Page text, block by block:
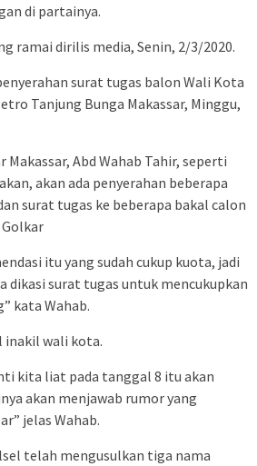
di partainya.
ramai dirilis media, Senin, 2/3/2020.
surat tugas balon Wali Kota
Tanjung Bunga Makassar, Minggu,
Makassar, Abd Wahab Tahir, seperti
akan ada penyerahan beberapa
surat tugas ke beberapa bakal calon
itu yang sudah cukup kuota, jadi
dikasi surat tugas untuk mencukupkan
kata Wahab.
inakil wali kota.
kita liat pada tanggal 8 itu akan
akan menjawab rumor yang
jelas Wahab.
telah mengusulkan tiga nama